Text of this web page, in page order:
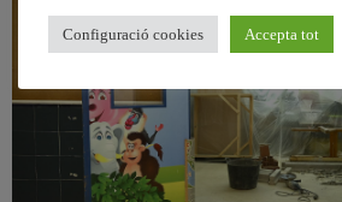
Configuració cookies Accepta tot